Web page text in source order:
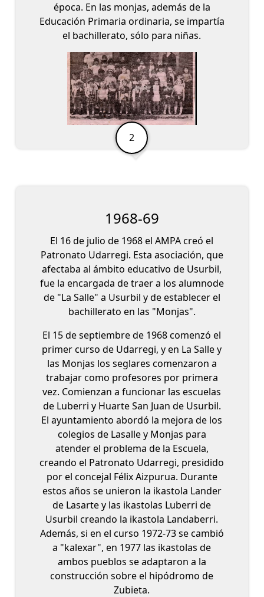
época. En las monjas, además de la
Educación Primaria ordinaria, se impartía
el bachillerato, sólo para niñas.
1968-69
El 16 de julio de 1968 el AMPA creó el
Patronato Udarregi. Esta asociación, que
afectaba al ámbito educativo de Usurbil,
fue la encargada de traer a los alumnode
de "La Salle" a Usurbil y de establecer el
bachillerato en las "Monjas".
El 15 de septiembre de 1968 comenzó el
primer curso de Udarregi, y en La Salle y
las Monjas los seglares comenzaron a
trabajar como profesores por primera
vez. Comienzan a funcionar las escuelas
de Luberri y Huarte San Juan de Usurbil.
El ayuntamiento abordó la mejora de los
colegios de Lasalle y Monjas para
atender el problema de la Escuela,
creando el Patronato Udarregi, presidido
por el concejal Félix Aizpurua. Durante
estos años se unieron la ikastola Lander
de Lasarte y las ikastolas Luberri de
Usurbil creando la ikastola Landaberri.
Además, si en el curso 1972-73 se cambió
a "kalexar", en 1977 las ikastolas de
ambos pueblos se adaptaron a la
construcción sobre el hipódromo de
Zubieta.